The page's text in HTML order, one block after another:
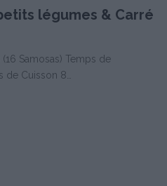
légumes & Carré
Samosas) Temps de
Cuisson 8…